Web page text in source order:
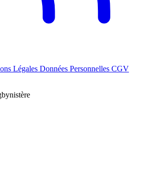
Légales Données Personnelles CGV